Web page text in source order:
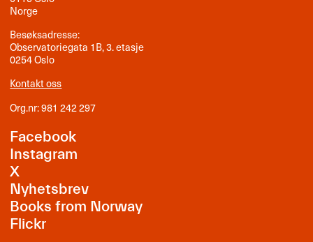
Norge
Besøksadresse:
Observatoriegata 1B, 3. etasje
0254 Oslo
Kontakt oss
Org.nr: 981 242 297
Facebook
Instagram
X
Nyhetsbrev
Books from Norway
Flickr